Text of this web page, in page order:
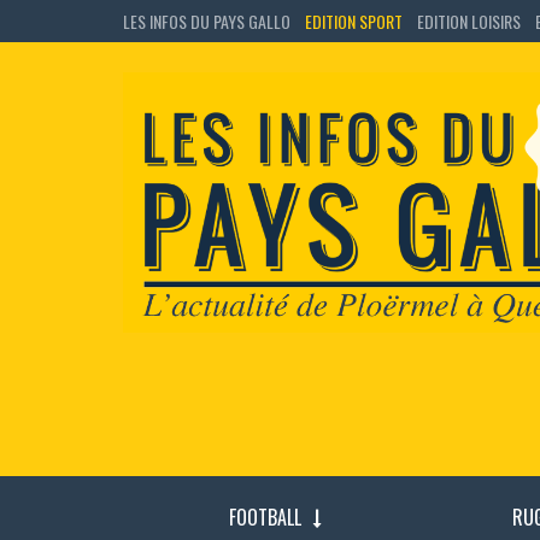
LES INFOS DU PAYS GALLO EDITION SPORT EDITION LOISIRS
FOOTBALL